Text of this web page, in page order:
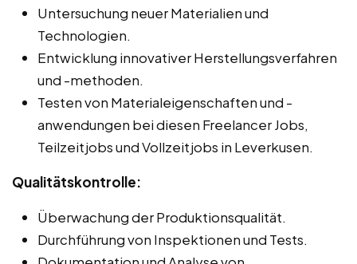
Untersuchung neuer Materialien und
Technologien.
Entwicklung innovativer Herstellungsverfahren
und -methoden.
Testen von Materialeigenschaften und -
anwendungen bei diesen Freelancer Jobs,
Teilzeitjobs und Vollzeitjobs in Leverkusen.
Qualitätskontrolle:
Überwachung der Produktionsqualität.
Durchführung von Inspektionen und Tests.